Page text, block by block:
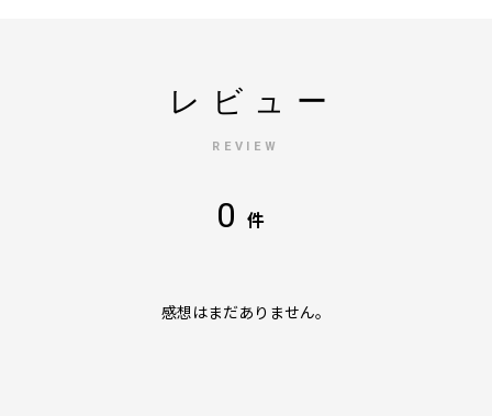
レビュー
REVIEW
0 件
感想はまだありません。